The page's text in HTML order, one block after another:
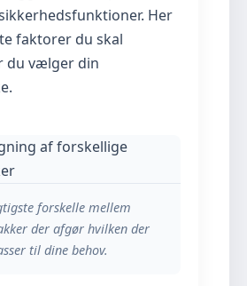
Her
faktorer du skal
du vælger din
forskelle mellem
der afgør hvilken der
til dine behov.